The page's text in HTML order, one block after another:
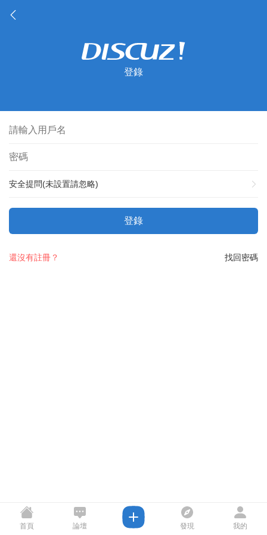
登錄
安全提問(未設置請忽略)
登錄
找回密碼
還沒有註冊？
首頁 論壇 發現 我的